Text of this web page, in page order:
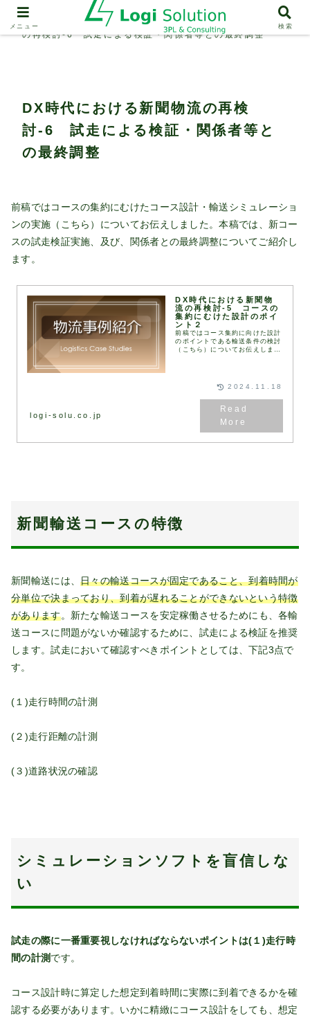
物流事例紹介
DX時代における新聞物流
の再検討-6 試走による検証・関係者等との最終調整
DX時代における新聞物流の再検
討-6 試走による検証・関係者等と
の最終調整
前稿ではコースの集約にむけたコース設計・輸送シミュレーショ
ンの実施（ こちら ）についてお伝えしました。本稿では、新コー
スの試走検証実施、及び、関係者との最終調整についてご紹介し
ます。
DX時代における新聞物
流の再検討-5 コースの
集約にむけた設計のポイ
ント２
前稿ではコース集約に向けた設計
のポイントである輸送条件の検討
（こちら）についてお伝えしまし
logi-solu.co.jp
2024.11.18
新聞輸送コースの特徴
新聞輸送には、日々の輸送コースが固定であること、到着時間が
分単位で決まっており、到着が遅れることができないという特徴
があります。新たな輸送コースを安定稼働させるためにも、各輸
送コースに問題がないか確認するために、試走による検証を推奨
します。試走において確認すべきポイントとしては、下記3点で
す。
(１)走行時間の計測
(２)走行距離の計測
(３)道路状況の確認
シミュレーションソフトを盲信しな
い
試走の際に一番重要視しなければならないポイントは(１)走行時
間の計測です。
コース設計時に算定した想定到着時間に実際に到着できるかを確
認する必要があります。いかに精緻にコース設計をしても、想定
メニュー 検索